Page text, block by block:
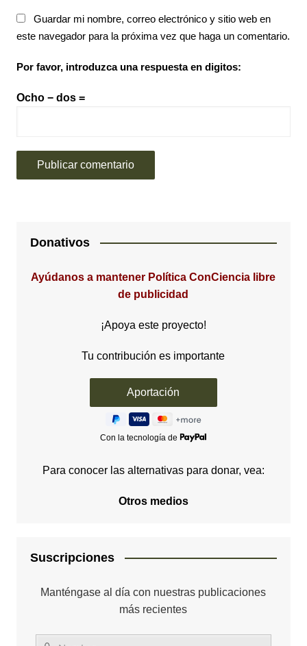
Guardar mi nombre, correo electrónico y sitio web en
este navegador para la próxima vez que haga un comentario.
Por favor, introduzca una respuesta en digitos:
Ocho − dos =
Donativos
Ayúdanos a mantener Política ConCiencia libre
de publicidad
¡Apoya este proyecto!
Tu contribución es importante
Con la tecnología de
Para conocer las alternativas para donar, vea:
Otros medios
Suscripciones
Manténgase al día con nuestras publicaciones
más recientes